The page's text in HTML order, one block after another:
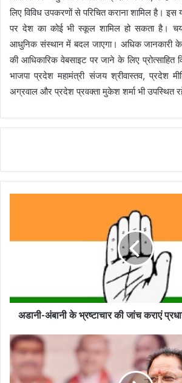
लिए विविध उपकरणों से परिचित कराना शामिल है। इस
पर देश का कोई भी स्कूल शामिल हो सकता है।
आधुनिक संस्थान में बदल जाएगा। अधिक जानकारी के
की आधिकारिक वेबसाइट पर जाने के लिए प्रोत्साहित
भाजपा प्रदेश महामंत्री संजय श्रीवास्तव, प्रदेश
अग्रवाल और प्रदेश प्रवक्ता मुकेश शर्मा भी उपस्थित
अडानी-अंबानी के भ्रष्टाचार की जांच कराएं